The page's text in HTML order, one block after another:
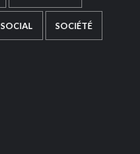
SOCIAL SOCIÉTÉ